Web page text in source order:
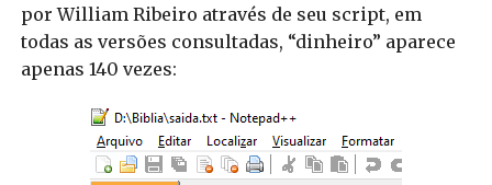
por William Ribeiro através de seu script, em
todas as versões consultadas, “dinheiro” aparece
apenas 140 vezes: